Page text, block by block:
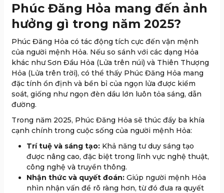
Phúc Đăng Hỏa mang đến ảnh
hưởng gì trong năm 2025?
Phúc Đăng Hỏa có tác động tích cực đến vận mệnh
của người mệnh Hỏa. Nếu so sánh với các dạng Hỏa
khác như Sơn Đầu Hỏa (Lửa trên núi) và Thiên Thượng
Hỏa (Lửa trên trời), có thể thấy Phúc Đăng Hỏa mang
đặc tính ổn định và bền bỉ của ngọn lửa được kiểm
soát, giống như ngọn đèn dầu lớn luôn tỏa sáng, dẫn
đường.
Trong năm 2025, Phúc Đăng Hỏa sẽ thúc đẩy ba khía
cạnh chính trong cuộc sống của người mệnh Hỏa:
Trí tuệ và sáng tạo: Khả năng tư duy sáng tạo
được nâng cao, đặc biệt trong lĩnh vực nghệ thuật,
công nghệ và truyền thông.
Nhận thức và quyết đoán: Giúp người mệnh Hỏa
nhìn nhận vấn đề rõ ràng hơn, từ đó đưa ra quyết